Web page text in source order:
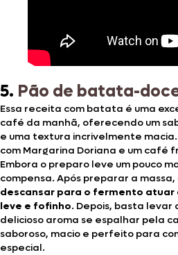
5. Pão de batata-
Essa receita com batata é uma
café da manhã, oferecendo um
e uma textura incrivelmente
com Margarina Doriana e um café
Embora o preparo leve um pouco
compensa. Após preparar a
descansar para o fermento atuar
leve e fofinho. Depois, basta
delicioso aroma se espalhar pela
saboroso, macio e perfeito para
especial.